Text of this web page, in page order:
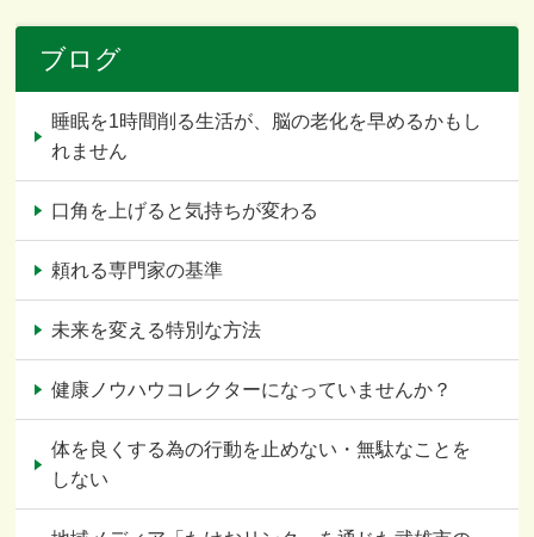
ブログ
睡眠を1時間削る生活が、脳の老化を早めるかもし
れません
口角を上げると気持ちが変わる
頼れる専門家の基準
未来を変える特別な方法
健康ノウハウコレクターになっていませんか？
体を良くする為の行動を止めない・無駄なことを
しない